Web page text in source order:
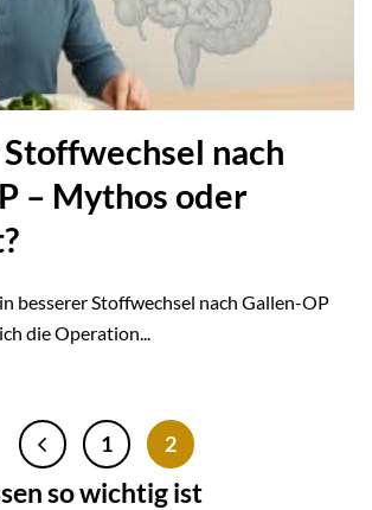
nach
– Mythos oder
besserer Stoffwechsel nach Gallen-OP
die Operation...
1 2
so wichtig ist